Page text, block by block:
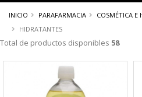
INICIO PARAFARMACIA COSMÉTICA E
HIDRATANTES
Total de productos disponibles 58